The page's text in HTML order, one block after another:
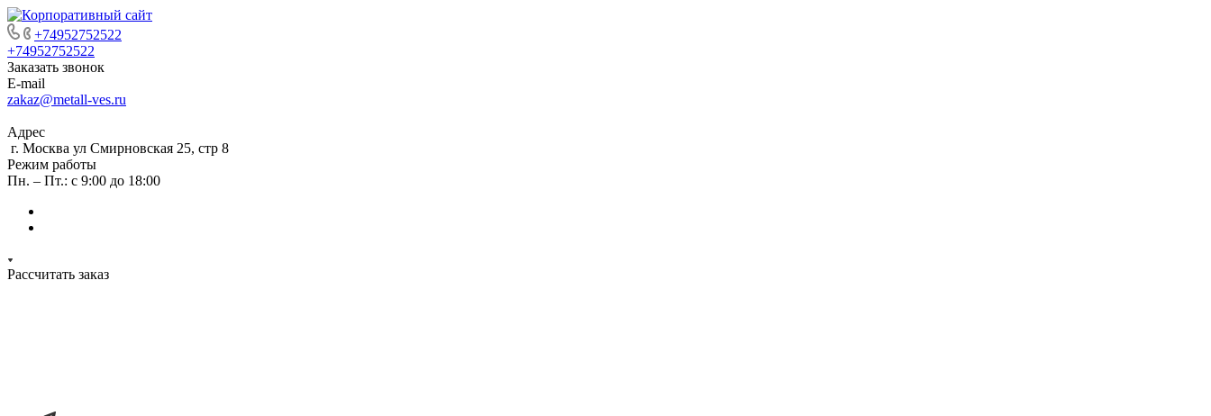
+74952752522
+74952752522
Заказать звонок
E-mail
zakaz@metall-ves.ru
Адрес
г. Москва ул Смирновская 25, стр 8
Режим работы
Пн. – Пт.: с 9:00 до 18:00
Рассчитать заказ